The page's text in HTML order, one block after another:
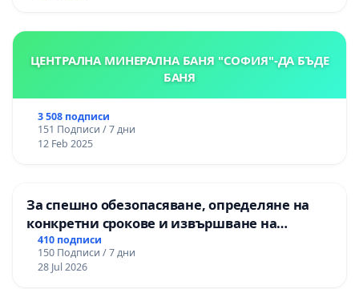
ЦЕНТРАЛНА МИНЕРАЛНА БАНЯ "СОФИЯ"-ДА БЪДЕ
БАНЯ
3 508 подписи
151 Подписи / 7 дни
12 Feb 2025
За спешно обезопасяване, определяне на
конкретни срокове и извършване на
цялостна рехабилитация на
републиканския път между пътен възел АМ
„Тракия“ - гр. Ихтиман - с. Мирово - к.к.
410 подписи
150 Подписи / 7 дни
28 Jul 2026